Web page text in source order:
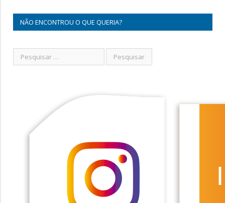
NÃO ENCONTROU O QUE QUERIA?